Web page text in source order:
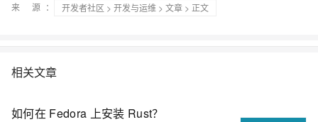
来 源：
开发者社区 > 开发与运维 > 文章 > 正文
相关文章
如何在 Fedora 上安装 Rust？